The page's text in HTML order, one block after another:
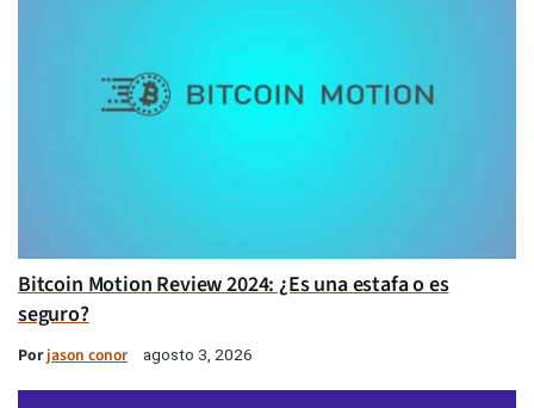
Bitcoin Motion Review 2024: ¿Es una estafa o es
seguro?
Porjason conor agosto 3, 2026